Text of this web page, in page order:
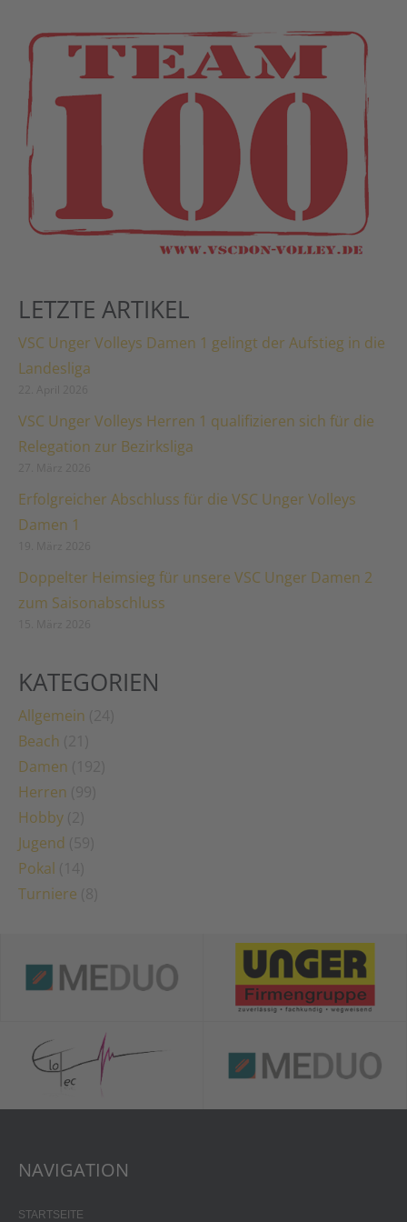
LETZTE ARTIKEL
VSC Unger Volleys Damen 1 gelingt der Aufstieg in die
Landesliga
VSC Unger Volleys Herren 1 qualifizieren sich für die
Relegation zur Bezirksliga
Erfolgreicher Abschluss für die VSC Unger Volleys
Damen 1
Doppelter Heimsieg für unsere VSC Unger Damen 2
zum Saisonabschluss
KATEGORIEN
Allgemein
Beach
Damen
Herren
Hobby
Jugend
Pokal
Turniere
NAVIGATION
STARTSEITE